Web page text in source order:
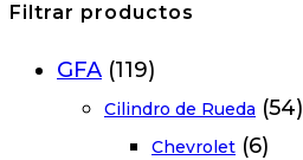
Filtrar productos
GFA (119)
Cilindro de Rueda (54)
Chevrolet (6)